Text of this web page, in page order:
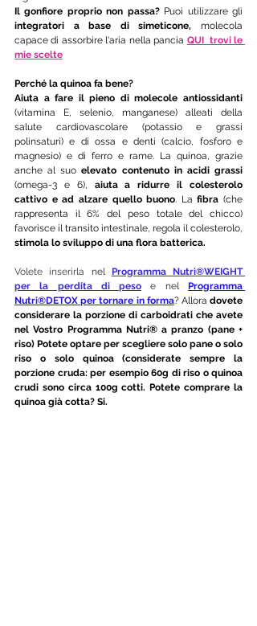
Il gonfiore proprio non passa?
integratori a base di simeticone,
molecola
capace di assorbire l'aria nella pancia QUI  trovi le
mie scelte
Perché la quinoa fa bene?
(vitamina E, selenio, manganese) alleati della
salute cardiovascolare (potassio e grassi
polinsaturi) e di ossa e denti (calcio, fosforo e
magnesio) e di ferro e rame. La quinoa, grazie
anche al suo
(omega-3 e 6), aiuta a ridurre il colesterolo
cattivo e ad alzare quello buono. La fibra (che
rappresenta il 6% del peso totale del chicco)
stimola lo sviluppo di una flora batterica.
Volete inserirla nel Programma Nutri®WEIGHT
per la perdita di peso e nel Programma
Nutri®DETOX per tornare in forma? Allora dovete
considerare la porzione di carboidrati che avete
nel Vostro Programma Nutri® a pranzo (pane +
riso) Potete optare per scegliere solo pane o solo
riso o solo quinoa (considerate sempre la
porzione cruda: per esempio 60g di riso o quinoa
crudi sono circa 100g cotti. Potete comprare la
quinoa già cotta? Si.